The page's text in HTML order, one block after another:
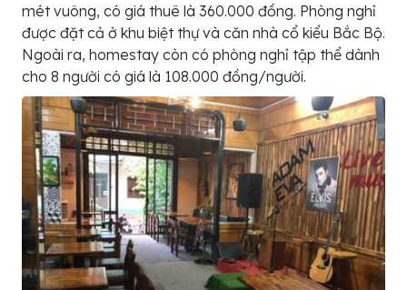
mét vuông, có giá thuê là 360.000 đồng. Phòng nghỉ
được đặt cả ở khu biệt thự và căn nhà cổ kiểu Bắc Bộ.
Ngoài ra, homestay còn có phòng nghỉ tập thể dành
cho 8 người có giá là 108.000 đồng/người.